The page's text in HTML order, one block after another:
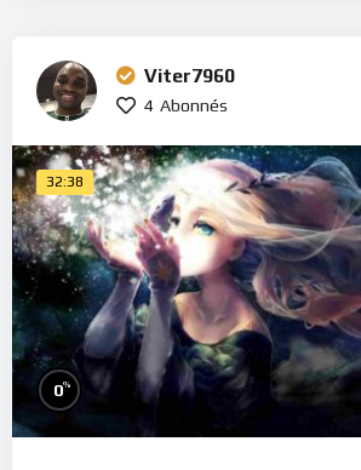
Viter7960
4 Abonnés
32:38
0%